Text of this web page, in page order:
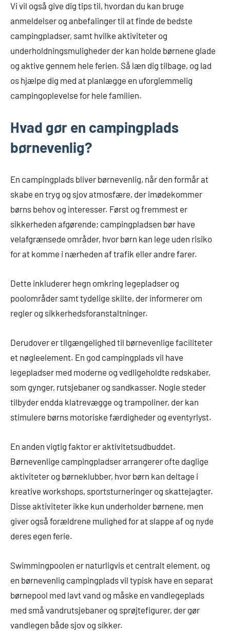
Vi vil også give dig tips til, hvordan du kan bruge
anmeldelser og anbefalinger til at finde de bedste
campingpladser, samt hvilke aktiviteter og
underholdningsmuligheder der kan holde børnene glade
og aktive gennem hele ferien. Så læn dig tilbage, og lad
os hjælpe dig med at planlægge en uforglemmelig
campingoplevelse for hele familien.
Hvad gør en campingplads
børnevenlig?
En campingplads bliver børnevenlig, når den formår at
skabe en tryg og sjov atmosfære, der imødekommer
børns behov og interesser. Først og fremmest er
sikkerheden afgørende; campingpladsen bør have
velafgrænsede områder, hvor børn kan lege uden risiko
for at komme i nærheden af trafik eller andre farer.
Dette inkluderer hegn omkring legepladser og
poolområder samt tydelige skilte, der informerer om
regler og sikkerhedsforanstaltninger.
Derudover er tilgængelighed til børnevenlige faciliteter
et nøgleelement. En god campingplads vil have
legepladser med moderne og vedligeholdte redskaber,
som gynger, rutsjebaner og sandkasser. Nogle steder
tilbyder endda klatrevægge og trampoliner, der kan
stimulere børns motoriske færdigheder og eventyrlyst.
En anden vigtig faktor er aktivitetsudbuddet.
Børnevenlige campingpladser arrangerer ofte daglige
aktiviteter og børneklubber, hvor børn kan deltage i
kreative workshops, sportsturneringer og skattejagter.
Disse aktiviteter ikke kun underholder børnene, men
giver også forældrene mulighed for at slappe af og nyde
deres egen ferie.
Swimmingpoolen er naturligvis et centralt element, og
en børnevenlig campingplads vil typisk have en separat
børnepool med lavt vand og måske en vandlegeplads
med små vandrutsjebaner og sprøjtefigurer, der gør
vandlegen både sjov og sikker.